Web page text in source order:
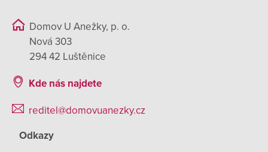
Domov U Anežky, p. o.
Nová 303
294 42 Luštěnice
Kde nás najdete
reditel@domovuanezky.cz
Odkazy